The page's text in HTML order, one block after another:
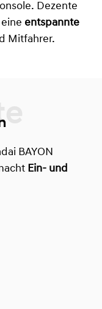
Dezente
entspannte
Mitfahrer.
BAYON
Ein- und